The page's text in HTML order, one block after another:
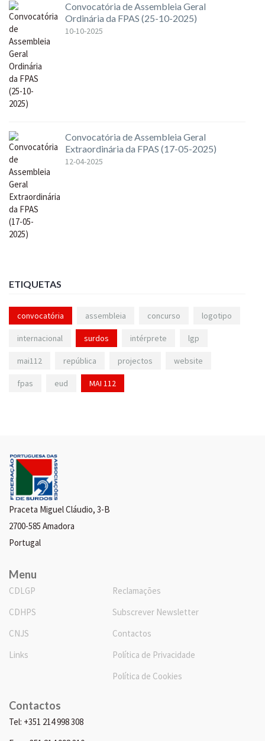
Convocatória de Assembleia Geral
Ordinária da FPAS (25-10-2025)
10-10-2025
Convocatória de Assembleia Geral
Extraordinária da FPAS (17-05-2025)
12-04-2025
ETIQUETAS
convocatória assembleia concurso logotipo
internacional surdos intérprete lgp
mai112 república projectos website
fpas eud MAI 112
Praceta Miguel Cláudio, 3-B
2700-585 Amadora
Portugal
Menu
CDLGP
CDHPS
CNJS
Links
Reclamações
Subscrever Newsletter
Contactos
Política de Privacidade
Política de Cookies
Contactos
Tel: +351 214 998 308